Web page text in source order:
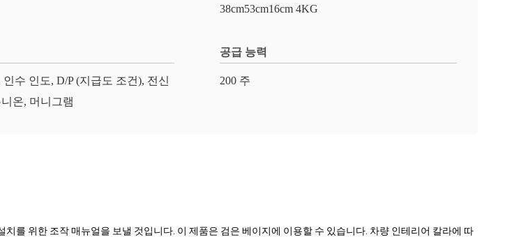
38cm53cm16cm 4KG
수 인도, D/P (지급도 조건), 전신
온, 머니그램
공급 능력
200 주
를 위한 조작 매뉴얼을 보낼 것입니다. 이 제품은 검은 베이지에 이용할 수 있습니다. 차량 인테리어 칼라에 따